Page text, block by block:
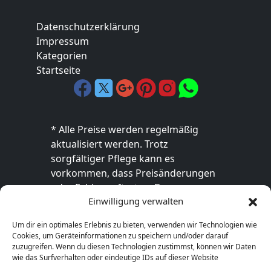
Einwilligung verwalten
Um dir ein optimales Erlebnis zu bieten, verwenden wir Technologien wie
Cookies, um Geräteinformationen zu speichern und/oder darauf
zuzugreifen. Wenn du diesen Technologien zustimmst, können wir Daten
wie das Surfverhalten oder eindeutige IDs auf dieser Website
Datenschutzerklärung
Impressum
Kategorien
Startseite
* Alle Preise werden regelmäßig
aktualisiert werden. Trotz
sorgfältiger Pflege kann es
vorkommen, dass Preisänderungen
oder Fehler auftreten. Der
endgültige Preis sowie die
ausschließlich im jeweiligen Online-
Shop des Anbieters verbindlich. Bitte